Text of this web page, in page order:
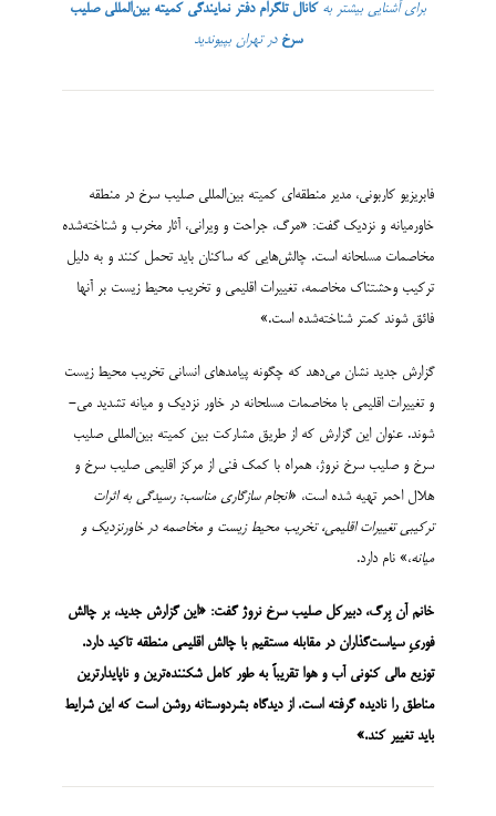
برای آشنایی بیشتر به کانال تلگرام دفتر نمایندگی کمیته بین‌المللی صلیب
سرخ در تهران بپیوندید
فابریزیو کاربونی، مدیر منطقه­‌ای کمیته بین‌­المللی صلیب سرخ در منطقه
خاورمیانه و نزدیک گفت: «مرگ، جراحت و ویرانی، آثار مخرب و شناخته‌­شده
مخاصمات مسلحانه است. چالش‌­هایی که ساکنان باید تحمل کنند و به دلیل
ترکیب وحشتناک مخاصمه، تغییرات اقلیمی و تخریب محیط زیست بر آنها
فائق شوند کمتر شناخته‌­شده است.»
گزارش جدید نشان می‌­دهد که چگونه پیامدهای انسانی تخریب محیط زیست
و تغییرات اقلیمی با مخاصمات مسلحانه در خاور نزدیک و میانه تشدید می‌­
شوند. عنوان این گزارش که از طریق مشارکت بین کمیته بین‌­المللی صلیب
سرخ و صلیب سرخ نروژ، همراه با کمک فنی از مرکز اقلیمی صلیب سرخ و
هلال احمر تهیه شده است، «انجام سازگاری مناسب: رسیدگی به اثرات
ترکیبی تغییرات اقلیمی، تخریب محیط زیست و مخاصمه در خاورنزدیک و
میانه،» نام دارد.
خانمآن بِرگ، دبیرکل صلیب سرخ نروژ گفت: «این گزارش جدید، بر چالش
فوریِ سیاست‌­گذاران در مقابلهمستقیمبا چالش اقلیمی منطقه تاکید دارد.
توزیع مالی کنونی آب و هوا تقریباً به طور کامل شکننده‌ترین و ناپایدارترین
مناطق را نادیده گرفته است. از دیدگاه بشردوستانه روشن است که این شرایط
باید تغییر کند.»